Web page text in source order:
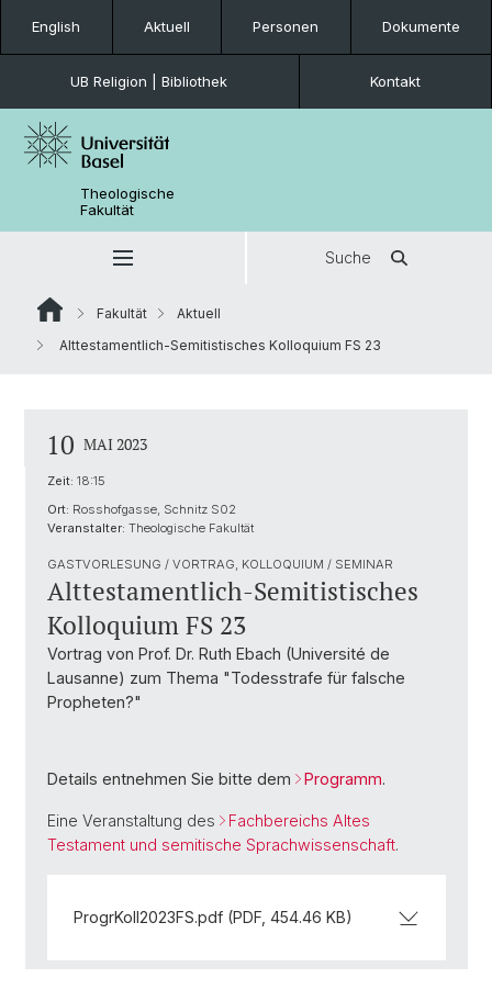
English Aktuell Personen Dokumente
UB Religion | Bibliothek Kontakt
Theologische
Fakultät
Suche
Fakultät
Aktuell
Alttestamentlich-Semitistisches Kolloquium FS 23
10 MAI 2023
Zeit: 18:15
Ort: Rosshofgasse, Schnitz S02
Veranstalter: Theologische Fakultät
GASTVORLESUNG / VORTRAG, KOLLOQUIUM / SEMINAR
Alttestamentlich-Semitistisches
Kolloquium FS 23
Vortrag von Prof. Dr. Ruth Ebach (Université de
Lausanne) zum Thema "Todesstrafe für falsche
Propheten?"
Details entnehmen Sie bitte dem Programm.
Eine Veranstaltung des
Fachbereichs Altes
Testament und semitische Sprachwissenschaft.
ProgrKoll2023FS.pdf (PDF, 454.46 KB)